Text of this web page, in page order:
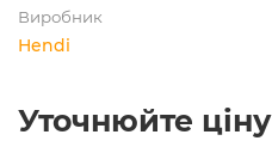
Виробник
Hendi
Уточнюйте ціну